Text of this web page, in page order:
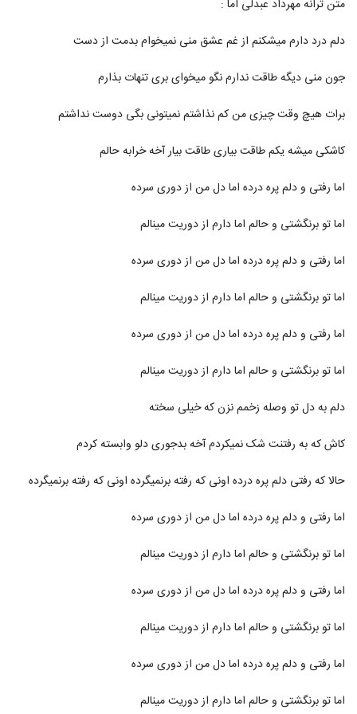
متن ترانه مهرداد عبدلی اما :
دلم درد دارم میشکنم از غم عشق منی نمیخوام بدمت از دست
جون منی دیگه طاقت ندارم نگو میخوای بری تنهات بذارم
برات هیچ وقت چیزی من کم نذاشتم نمیتونی بگی دوست نداشتم
کاشکی میشه یکم طاقت بیاری طاقت بیار آخه خرابه حالم
اما رفتی و دلم پره درده اما دل من از دوری سرده
اما تو برنگشتی و حالم اما دارم از دوریت مینالم
اما رفتی و دلم پره درده اما دل من از دوری سرده
اما تو برنگشتی و حالم اما دارم از دوریت مینالم
اما رفتی و دلم پره درده اما دل من از دوری سرده
اما تو برنگشتی و حالم اما دارم از دوریت مینالم
دلم به دل تو وصله زخمم نزن که خیلی سخته
کاش که به رفتنت شک نمیکردم آخه بدجوری دلو وابسته کردم
حالا که رفتی دلم پره درده اونی که رفته برنمیگرده اونی که رفته برنمیگرده
اما رفتی و دلم پره درده اما دل من از دوری سرده
اما تو برنگشتی و حالم اما دارم از دوریت مینالم
اما رفتی و دلم پره درده اما دل من از دوری سرده
اما تو برنگشتی و حالم اما دارم از دوریت مینالم
اما رفتی و دلم پره درده اما دل من از دوری سرده
اما تو برنگشتی و حالم اما دارم از دوریت مینالم